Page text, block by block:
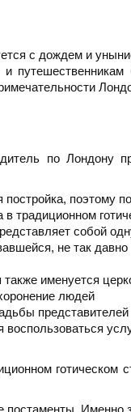
с дождем и
и
по Лондону
поэтому
традиционном
собой
не так давно
также именуется
людей
представителей
готическом